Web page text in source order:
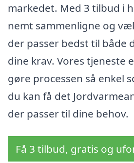
markedet. Med 3 tilbud i
nemt sammenligne og
der passer bedst til både
dine krav. Vores tjeneste
gøre processen så enkel
du kan få det
der passer til dine behov.
Få 3 tilbud, gratis og